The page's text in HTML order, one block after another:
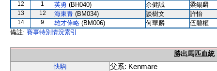
12 1 英勇 (BH040) 余健誠 梁錫麟
13 12 海東青 (BM034) 談樹文 許怡
14 9 雄才偉略 (BM006) 何華麟
伍碧權
備註: 賽事特別情況索引
勝出馬匹血統
快駒
父系: Kenmare